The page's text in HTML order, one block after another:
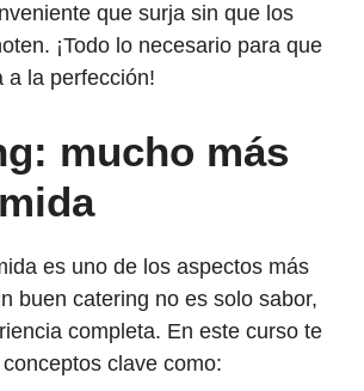
que surja sin que los
¡Todo lo necesario para que
a la perfección!
mucho más
es uno de los aspectos más
buen catering no es solo sabor,
completa. En este curso te
clave como: